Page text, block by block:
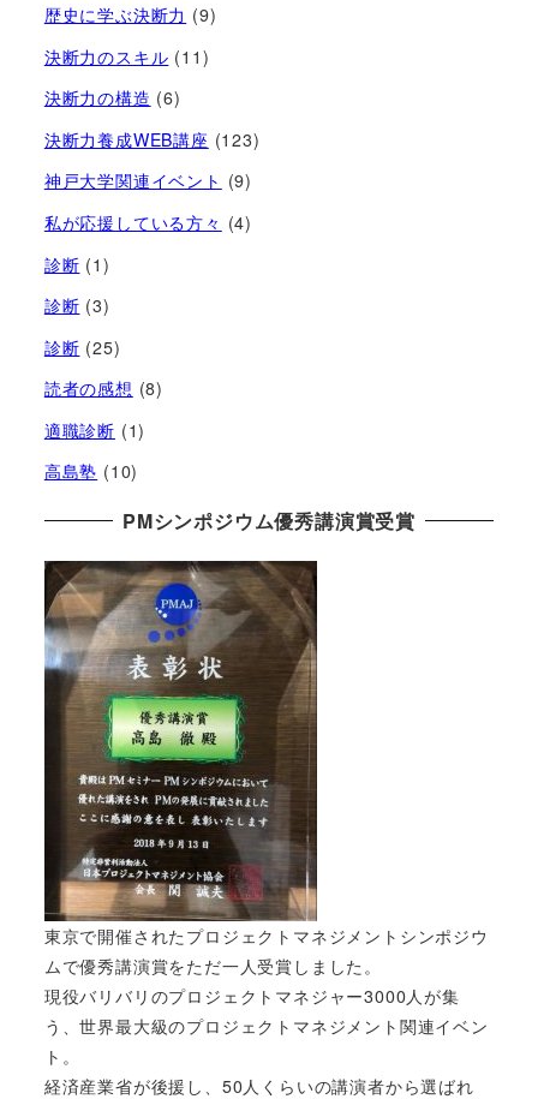
歴史に学ぶ決断力 (9)
決断力のスキル (11)
決断力の構造 (6)
決断力養成WEB講座 (123)
神戸大学関連イベント (9)
私が応援している方々 (4)
診断 (1)
診断 (3)
診断 (25)
読者の感想 (8)
適職診断 (1)
高島塾 (10)
PMシンポジウム優秀講演賞受賞
東京で開催されたプロジェクトマネジメントシンポジウ
ムで優秀講演賞をただ一人受賞しました。
現役バリバリのプロジェクトマネジャー3000人が集
う、世界最大級のプロジェクトマネジメント関連イベン
ト。
経済産業省が後援し、50人くらいの講演者から選ばれ